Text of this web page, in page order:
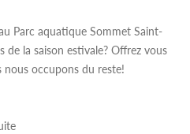
Parc aquatique Sommet Saint-
de la saison estivale? Offrez vous
nous occupons du reste!